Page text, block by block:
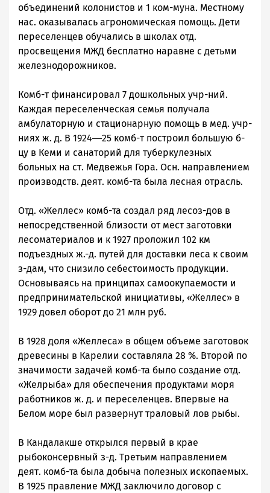
объединений колонистов и 1 ком-муна. Местному
нас. оказывалась агрономическая помощь. Дети
переселенцев обучались в школах отд.
просвещения МЖД бесплатно наравне с детьми
железнодорожников.
Комб-т финансировал 7 дошкольных учр-ний.
Каждая переселенческая семья получала
амбулаторную и стационарную помощь в мед. учр-
ниях ж. д. В 1924―25 комб-т построил большую б-
цу в Кеми и санаторий для туберкулезных
больных на ст. Медвежья Гора. Осн. направлением
производств. деят. комб-та была лесная отрасль.
Отд. «Желлес» комб-та создал ряд лесоз-дов в
непосредственной близости от мест заготовки
лесоматериалов и к 1927 проложил 102 км
подъездных ж.-д. путей для доставки леса к своим
з-дам, что снизило себестоимость продукции.
Основываясь на принципах самоокупаемости и
предпринимательской инициативы, «Желлес» в
1929 довел оборот до 21 млн руб.
В 1928 доля «Желлеса» в общем объеме заготовок
древесины в Карелии составляла 28 %. Второй по
значимости задачей комб-та было создание отд.
«Желрыба» для обеспечения продуктами моря
работников ж. д. и переселенцев. Впервые на
Белом море был развернут траловый лов рыбы.
В Кандалакше открылся первый в крае
рыбоконсервный з-д. Третьим направлением
деят. комб-та была добыча полезных ископаемых.
В 1925 правление МЖД заключило договор с